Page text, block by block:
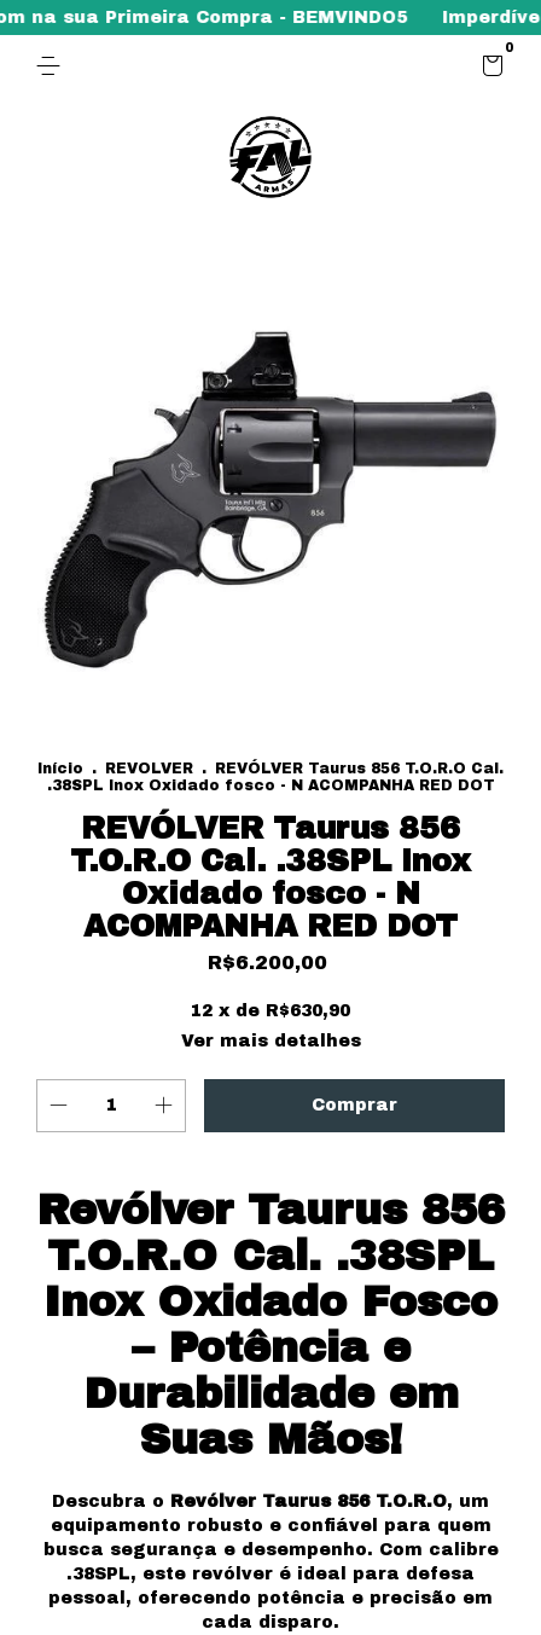
sua Primeira Compra - BEMVINDO5 Imperdível -
0
Início . REVOLVER .
REVÓLVER Taurus 856 T.O.R.O Cal.
.38SPL Inox Oxidado fosco - N ACOMPANHA RED DOT
REVÓLVER Taurus 856
T.O.R.O Cal. .38SPL Inox
Oxidado fosco - N
ACOMPANHA RED DOT
R$6.200,00
12 x de R$630,90
Ver mais detalhes
Revólver Taurus 856
T.O.R.O Cal. .38SPL
Inox Oxidado Fosco
– Potência e
Durabilidade em
Suas Mãos!
Descubra o Revólver Taurus 856 T.O.R.O, um
equipamento robusto e confiável para quem
busca segurança e desempenho. Com calibre
.38SPL, este revólver é ideal para defesa
pessoal, oferecendo potência e precisão em
cada disparo.